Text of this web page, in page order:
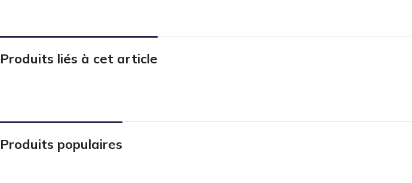
Produits liés à cet article
Produits populaires